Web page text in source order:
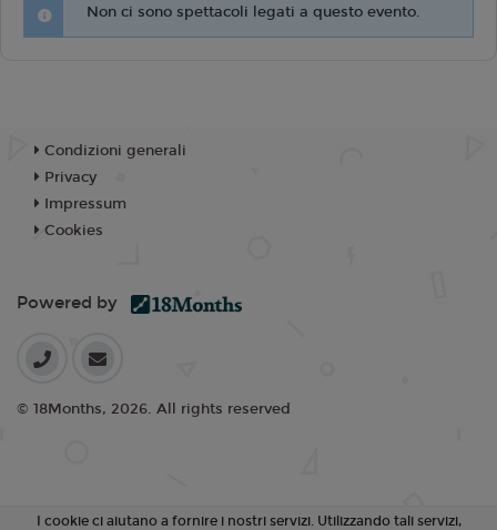
Non ci sono spettacoli legati a questo evento.
Condizioni generali
Privacy
Impressum
Cookies
Powered by
© 18Months, 2026. All rights reserved
I cookie ci aiutano a fornire i nostri servizi. Utilizzando tali servizi,